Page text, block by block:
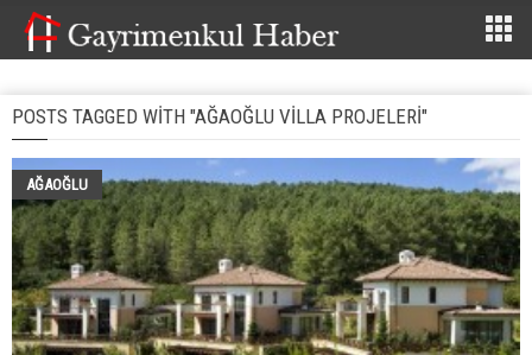
POSTS TAGGED WITH "AĞAOĞLU VILLA PROJELERI"
AĞAOĞLU